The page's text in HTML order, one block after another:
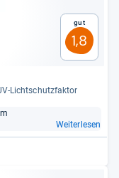
Gut
1,8
​Licht­schutz­fak­tor
Weiterlesen